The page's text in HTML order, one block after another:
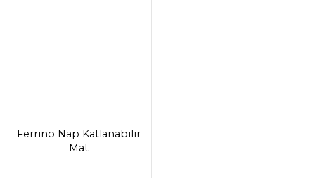
Ferrino Nap Katlanabilir
Mat